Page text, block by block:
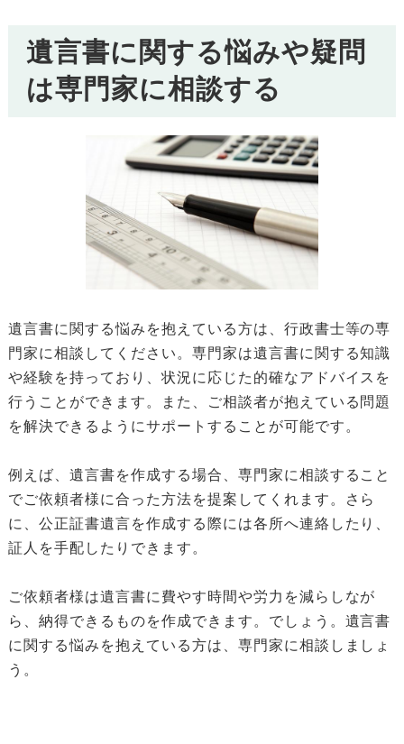
遺言書に関する悩みや疑問
は専門家に相談する
遺言書に関する悩みを抱えている方は、行政書士等の専
門家に相談してください。専門家は遺言書に関する知識
や経験を持っており、状況に応じた的確なアドバイスを
行うことができます。また、ご相談者が抱えている問題
を解決できるようにサポートすることが可能です。
例えば、遺言書を作成する場合、専門家に相談すること
でご依頼者様に合った方法を提案してくれます。さら
に、公正証書遺言を作成する際には各所へ連絡したり、
証人を手配したりできます。
ご依頼者様は遺言書に費やす時間や労力を減らしなが
ら、納得できるものを作成できます。でしょう。遺言書
に関する悩みを抱えている方は、専門家に相談しましょ
う。